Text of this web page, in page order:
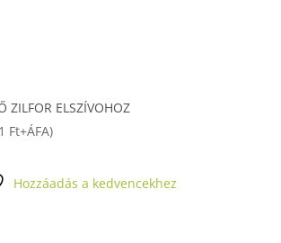
ZILFOR ELSZÍVOHOZ
Ft+ÁFA)
Hozzáadás a kedvencekhez